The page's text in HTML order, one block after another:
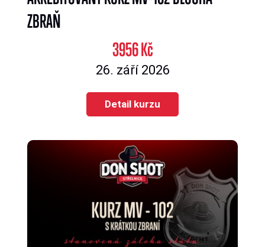
ZBRAŇ
3956 Kč
26. září 2026
Detail kurzu